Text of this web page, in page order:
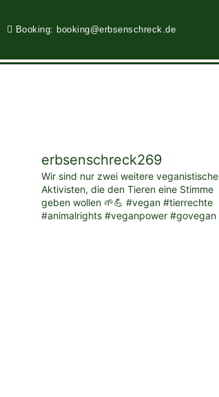
Booking: booking@erbsenschreck.de
erbsenschreck269
Wir sind nur zwei weitere veganistische
Aktivisten, die den Tieren eine Stimme
geben wollen 🌱💪 #vegan #tierrechte
#animalrights #veganpower #govegan